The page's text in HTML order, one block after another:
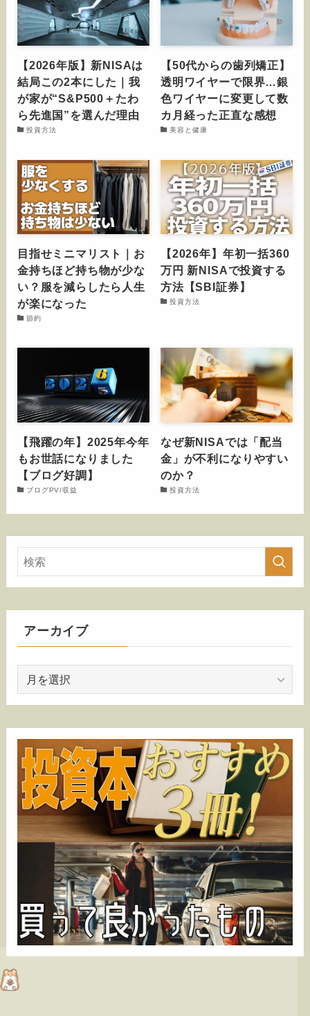
【2026年版】新NISAは
結局この2本にした｜我
が家が“S&P500＋たわ
ら先進国”を選んだ理由
投資方法
【50代からの歯列矯正】
透明ワイヤーで限界…銀
色ワイヤーに変更して数
カ月経った正直な感想
美容と健康
目指せミニマリスト｜お
金持ちほど持ち物が少な
い？服を減らしたら人生
が楽になった
節約
【2026年】年初一括360
万円 新NISAで投資する
方法【SBI証券】
投資方法
【飛躍の年】2025年今年
もお世話になりました
【ブログ好調】
ブログPV/収益
なぜ新NISAでは「配当
金」が不利になりやすい
のか？
投資方法
アーカイブ
カ
ブ